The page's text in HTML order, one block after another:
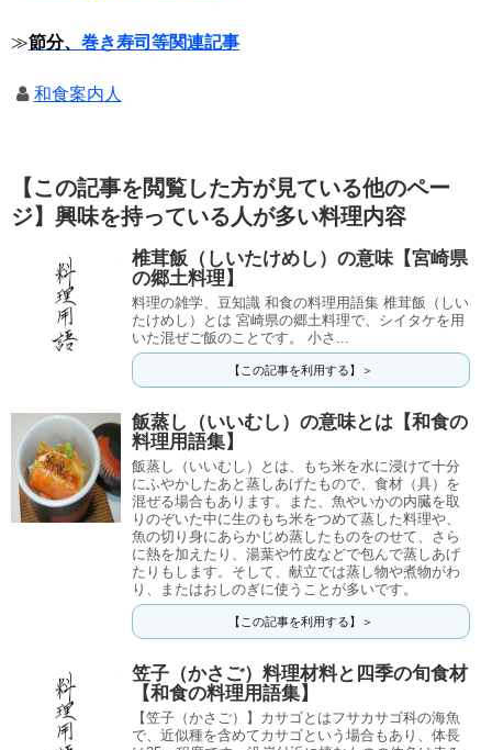
≫節分、 巻き寿司等関連記事
和食案内人
【この記事を閲覧した方が見ている他のペー
ジ】興味を持っている人が多い料理内容
椎茸飯（しいたけめし）の意味【宮崎県
の郷土料理】
料理の雑学、豆知識 和食の料理用語集 椎茸飯（しい
たけめし）とは 宮崎県の郷土料理で、シイタケを用
いた混ぜご飯のことです。 小さ...
【この記事を利用する】＞
飯蒸し（いいむし）の意味とは【和食の
料理用語集】
飯蒸し（いいむし）とは、もち米を水に浸けて十分
にふやかしたあと蒸しあげたもので、食材（具）を
混ぜる場合もあります。また、魚やいかの内臓を取
りのぞいた中に生のもち米をつめて蒸した料理や、
魚の切り身にあらかじめ蒸したものをのせて、さら
に熱を加えたり、湯葉や竹皮などで包んで蒸しあげ
たりもします。そして、献立では蒸し物や煮物がわ
り、またはおしのぎに使うことが多いです。
【この記事を利用する】＞
笠子（かさご）料理材料と四季の旬食材
【和食の料理用語集】
【笠子（かさご）】カサゴとはフサカサゴ科の海魚
で、近似種を含めてカサゴという場合もあり、体長